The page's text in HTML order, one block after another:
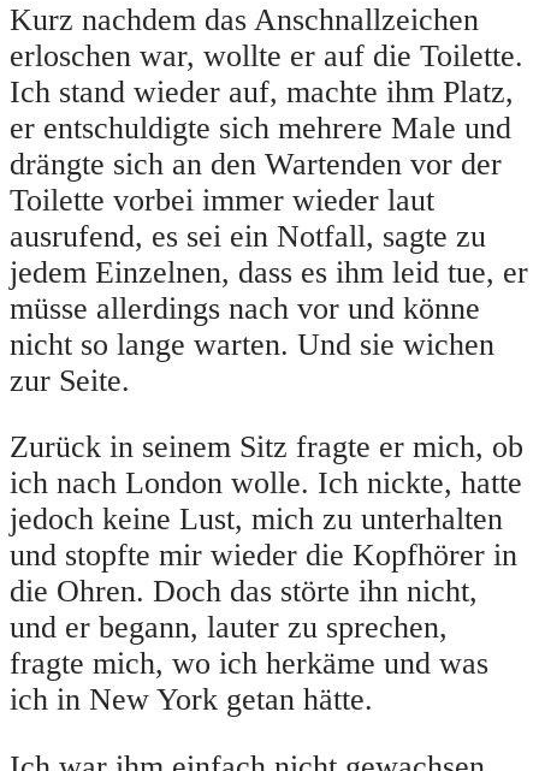
Kurz nachdem das Anschnallzeichen
erloschen war, wollte er auf die Toilette.
Ich stand wieder auf, machte ihm Platz,
er entschuldigte sich mehrere Male und
drängte sich an den Wartenden vor der
Toilette vorbei immer wieder laut
ausrufend, es sei ein Notfall, sagte zu
jedem Einzelnen, dass es ihm leid tue, er
müsse allerdings nach vor und könne
nicht so lange warten. Und sie wichen
zur Seite.
Zurück in seinem Sitz fragte er mich, ob
ich nach London wolle. Ich nickte, hatte
jedoch keine Lust, mich zu unterhalten
und stopfte mir wieder die Kopfhörer in
die Ohren. Doch das störte ihn nicht,
und er begann, lauter zu sprechen,
fragte mich, wo ich herkäme und was
ich in New York getan hätte.